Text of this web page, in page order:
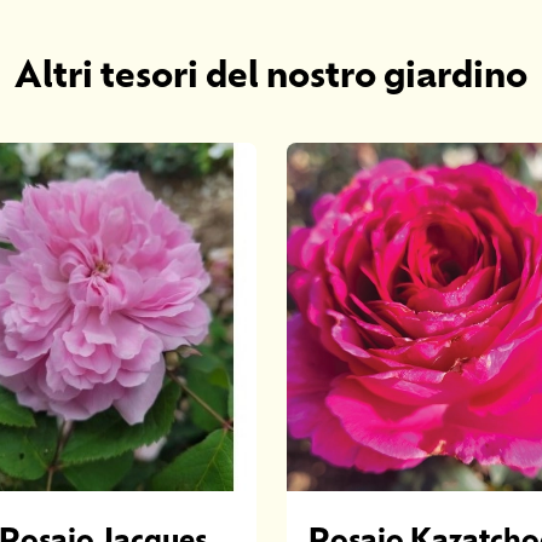
Altri tesori del nostro giardino